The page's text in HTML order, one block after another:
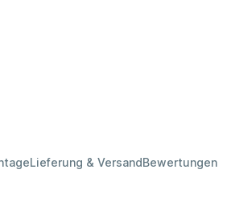
Lieferung & VersandBewertungen